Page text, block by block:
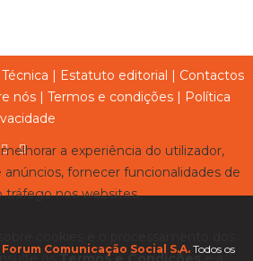
| Estatuto editorial | Contactos
nós | Termos e condições | Política
Comunicação Social S.A. Todos os
a experiência do utilizador,
fornecer funcionalidades de
tráfego nos websites.